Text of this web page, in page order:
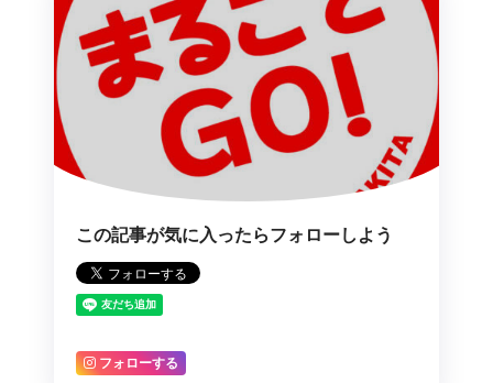
この記事が気に入ったらフォローしよう
フォローする